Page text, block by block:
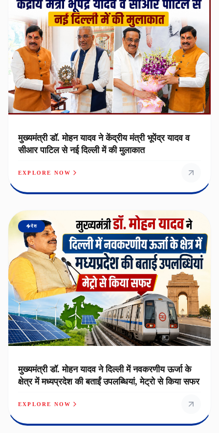
मुख्यमंत्री डॉ. मोहन यादव ने केंद्रीय मंत्री भूपेंद्र यादव व
सीआर पाटिल से नई दिल्ली में की मुलाकात
EXPLORE NOW
देश
मुख्यमंत्री डॉ. मोहन यादव ने दिल्ली में नवकरणीय ऊर्जा के
क्षेत्र में मध्यप्रदेश की बताईं उपलब्धियां, मेट्रो से किया सफर
EXPLORE NOW